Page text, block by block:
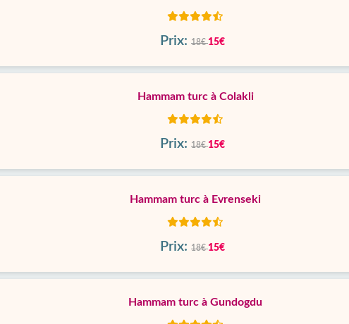
Prix: 18€15€
Hammam turc à Colakli
Prix: 18€15€
Hammam turc à Evrenseki
Prix: 18€15€
Hammam turc à Gundogdu